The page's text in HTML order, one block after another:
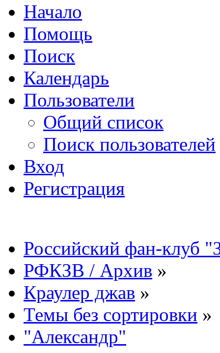
Начало
Помощь
Поиск
Календарь
Пользователи
Общий список
Поиск пользователей
Вход
Регистрация
Российский фан-клуб
РФКЗВ / Архив »
Краулер джав »
Темы без сортировки »
"Александр"